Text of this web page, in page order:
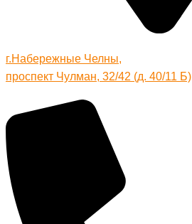
г.Набережные Челны,
проспект Чулман, 32/42 (д. 40/11 Б)